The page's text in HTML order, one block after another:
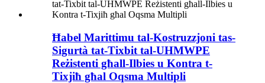
Ħabel Marittimu tal-Kostruzzjoni tas-
Sigurtà tat-Tixbit tal-UHMWPE
Reżistenti għall-Ilbies u Kontra t-
Tixjiħ għal Oqsma Multipli